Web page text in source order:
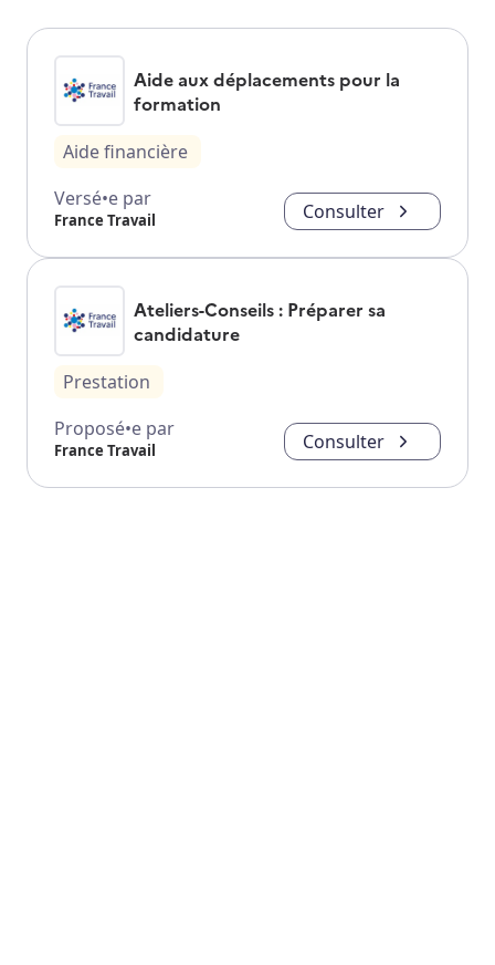
Aide aux déplacements pour la
formation
Aide financière
Versé•e par
France Travail Consulter
Ateliers-Conseils : Préparer sa
candidature
Prestation
Proposé•e par
France Travail Consulter